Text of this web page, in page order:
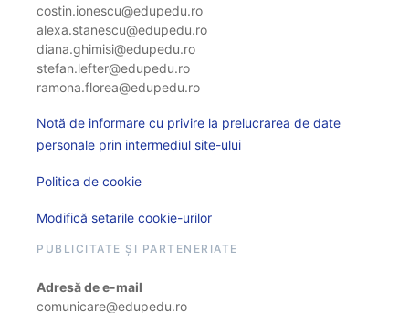
costin.ionescu@edupedu.ro
alexa.stanescu@edupedu.ro
diana.ghimisi@edupedu.ro
stefan.lefter@edupedu.ro
ramona.florea@edupedu.ro
Notă de informare cu privire la prelucrarea de date
personale prin intermediul site-ului
Politica de cookie
Modifică setarile cookie-urilor
PUBLICITATE ȘI PARTENERIATE
Adresă de e-mail
comunicare@edupedu.ro